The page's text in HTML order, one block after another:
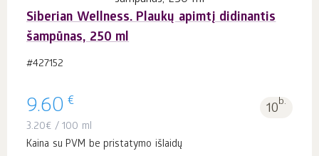
Siberian Wellness. Plaukų apimtį didinantis
šampūnas, 250 ml
#427152
9.60 € 10b.
3.20€ / 100 ml
Kaina su PVM be pristatymo išlaidų